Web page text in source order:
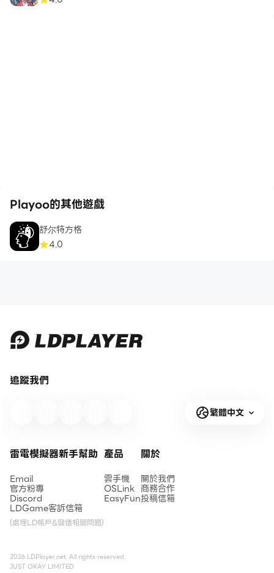
Playoo的其他遊戲
舒尔特方格
4.0
追蹤我們
繁體中文
雷電模擬器新手幫助
Email
官方粉專
Discord
LDGame客訴信箱
(處理LD帳戶&儲值相關問題)
產品
雲手機
OSLink
EasyFun
關於
關於我們
商務合作
投稿信箱
2026 LDPlayer.net. All rights reserved.
JUST OKAY LIMITED